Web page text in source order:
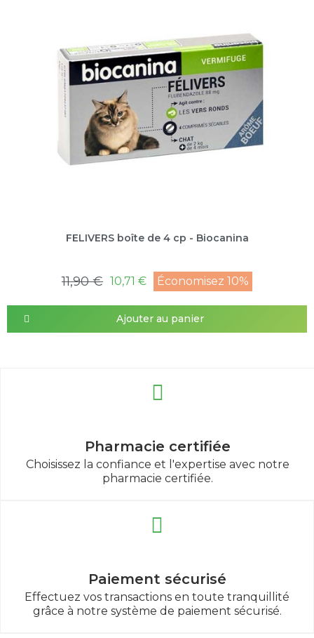
FELIVERS boîte de 4 cp - Biocanina
11,90 € 10,71 € Économisez 10%
Ajouter au panier
Pharmacie certifiée
Choisissez la confiance et l'expertise avec notre
pharmacie certifiée.
Paiement sécurisé
Effectuez vos transactions en toute tranquillité
grâce à notre système de paiement sécurisé.